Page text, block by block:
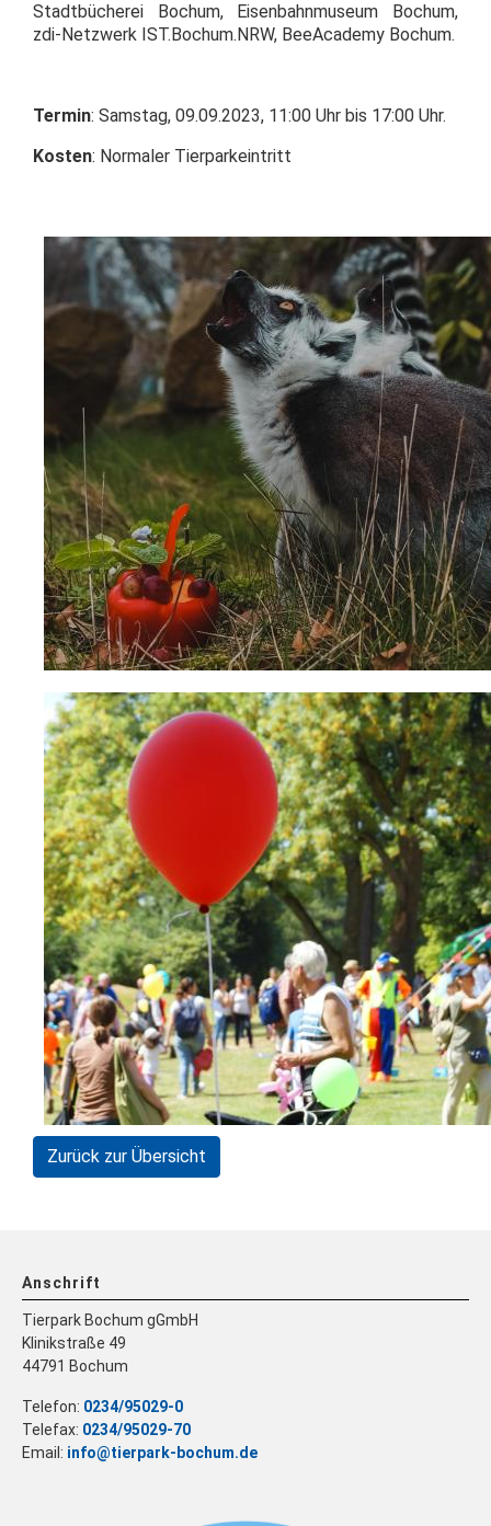
Stadtbücherei Bochum, Eisenbahnmuseum Bochum,
zdi-Netzwerk IST.Bochum.NRW, BeeAcademy Bochum.
Termin: Samstag, 09.09.2023, 11:00 Uhr bis 17:00 Uhr.
Kosten: Normaler Tierparkeintritt
Zurück zur Übersicht
Anschrift
Tierpark Bochum gGmbH
Klinikstraße 49
44791 Bochum
Telefon: 0234/95029-0
Telefax: 0234/95029-70
Email: info@tierpark-bochum.de